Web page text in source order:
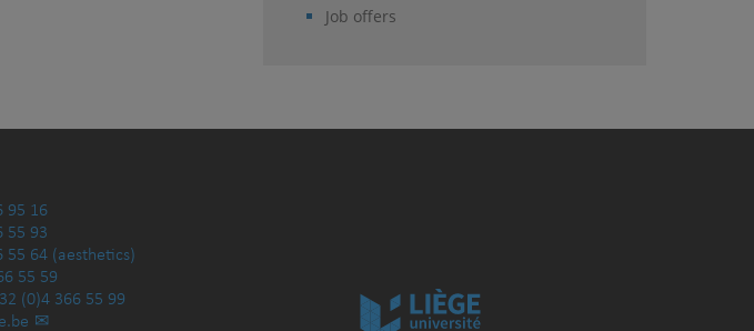
Job offers
95 16
55 93
55 64 (aesthetics)
55 59
(0)4 366 55 99